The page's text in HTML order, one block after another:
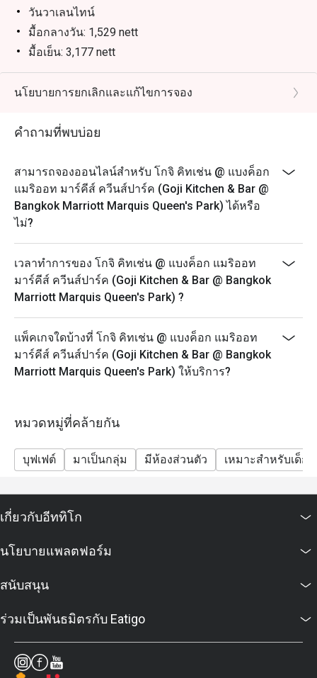
วันวาเลนไทน์
มื้อกลางวัน: 1,529 nett
มื้อเย็น: 3,177 nett
วันจันทร์ – ศุกร์ (12.00 – 14.30 น.) - โกจิบุฟเฟ่ต์มื้อกลาง
วัน
วันจันทร์-พฤหัสบดี (17.30 – 22.00 น.) – บุฟเฟ่ต์มื้อเย็น
วันศุกร์ (17.30 – 22.00 น.) – บุฟเฟ่ต์มื้อค่ำ
2,599++ ต่อท่าน (ราคาสุทธิ 3,060 บาท)
วันเสาร์ (12.00 – 14.30 น.) – บุฟเฟ่ต์มื้อกลางวัน
2,599++ ต่อท่าน (ราคาสุทธิ 3,060 บาท)
วันเสาร์ (17.30 – 22.00 น.) – บุฟเฟ่ต์มื้อค่ำ
2,599++ ต่อท่าน ราคาสุทธิ( 3,060 บาท)
วันอาทิตย์ (12.00 – 14.30 น.) – อาหารมื้อสาย
2,899++ ต่อท่าน (ราคาสุทธิ3,413 บาท)
วันอาทิตย์ (17:30 – 22:00 น.) – บุฟเฟ่ต์มื้อค่ำ
2,599++ ต่อท่าน (ราคาสุทธิ 3,060บาท)
เด็กอายุต่ำกว่า 6 ปีไม่เสียค่าใช้จ่าย
เด็กอายุ 12 ปีขึ้นไป ชำระราคาเต็ม
แจ้งให้ทราบล่วงหน้าในวันหยุดนักขัตฤกษ์ กิจกรรมพิเศษ
* กรุณามาตรงต่อเวลาเพื่อยืนยันการจองรับส่วนลดและที่
นั่งของท่าน หากมาถึงก่อนเวลา 15 นาที การจองของ
* ส่วนลดใช้ได้กับบุฟเฟ่ต์เท่านั้น ไม่สามารถใช้กับเมนูอลา
คำถามที่พบบ่อย (FAQ)
ตอบ: โกจิ คิทเช่น + บาร์ เป็นร้านอาหารบุฟเฟต์ระดับ
พรีเมียม ให้บริการอาหารนานาชาติครบครัน มีทั้งมุมซี
ฟู้ดสดใหม่ เนื้อย่าง พาสต้า ซูชิ ซาชิมิ และอาหารไทย
นโยบายการยกเลิกและแก้ไขการจอง
คำถามที่พบบ่อย
สามารถจองออนไลน์สำหรับ โกจิ คิทเช่น @ แบงค็อก
แมริออท มาร์คีส์ ควีนส์ปาร์ค (Goji Kitchen & Bar @
Bangkok Marriott Marquis Queen's Park) ได้หรือ
ไม่?
เวลาทำการของ โกจิ คิทเช่น @ แบงค็อก แมริออท
มาร์คีส์ ควีนส์ปาร์ค (Goji Kitchen & Bar @ Bangkok
Marriott Marquis Queen's Park) ?
แพ็คเกจใดบ้างที่ โกจิ คิทเช่น @ แบงค็อก แมริออท
มาร์คีส์ ควีนส์ปาร์ค (Goji Kitchen & Bar @ Bangkok
Marriott Marquis Queen's Park) ให้บริการ?
หมวดหมู่ที่คล้ายกัน
บุฟเฟต์ มาเป็นกลุ่ม มีห้องส่วนตัว เหมาะสำหรับเด็ก
เกี่ยวกับอีททิโก
นโยบายแพลตฟอร์ม
สนับสนุน
ร่วมเป็นพันธมิตรกับ Eatigo